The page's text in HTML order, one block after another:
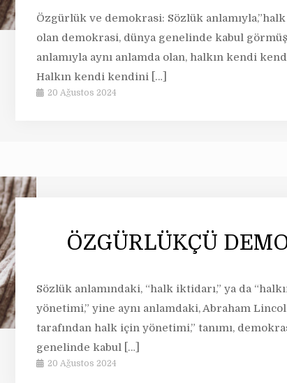
Özgürlük ve demokrasi: Sözlük
olan demokrasi, dünya genelinde kabul görmüş
anlamıyla aynı anlamda olan, halkın kendi
Halkın kendi kendini […]
20 Ağustos 2024
ÖZGÜRLÜKÇÜ
Sözlük anlamındaki, “halk iktidarı,” ya da
yönetimi,” yine aynı anlamdaki, Abraham
tarafından halk için yönetimi,” tanımı,
genelinde kabul […]
20 Ağustos 2024